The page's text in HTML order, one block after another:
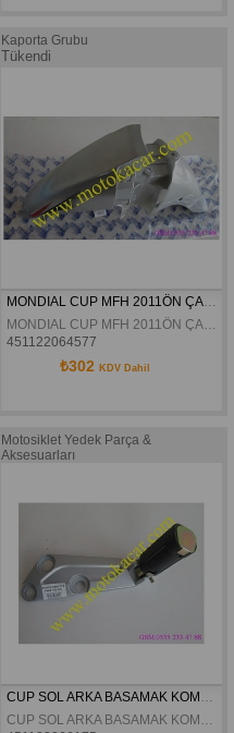
Kaporta Grubu
Tükendi
451122064577
₺302 KDV Dahil
Motosiklet Yedek Parça &
Aksesuarları
CUP SOL ARKA BASAMAK KOMPLE
CUP SOL ARKA BASAMAK KOMPLE